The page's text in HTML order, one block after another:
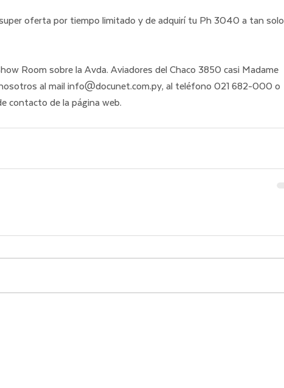
oferta por tiempo limitado y de adquirí tu Ph 3040 a tan solo
Room sobre la Avda. Aviadores del Chaco 3850 casi Madame
al mail info@docunet.com.py, al teléfono 021 682-000 o
contacto de la página web.